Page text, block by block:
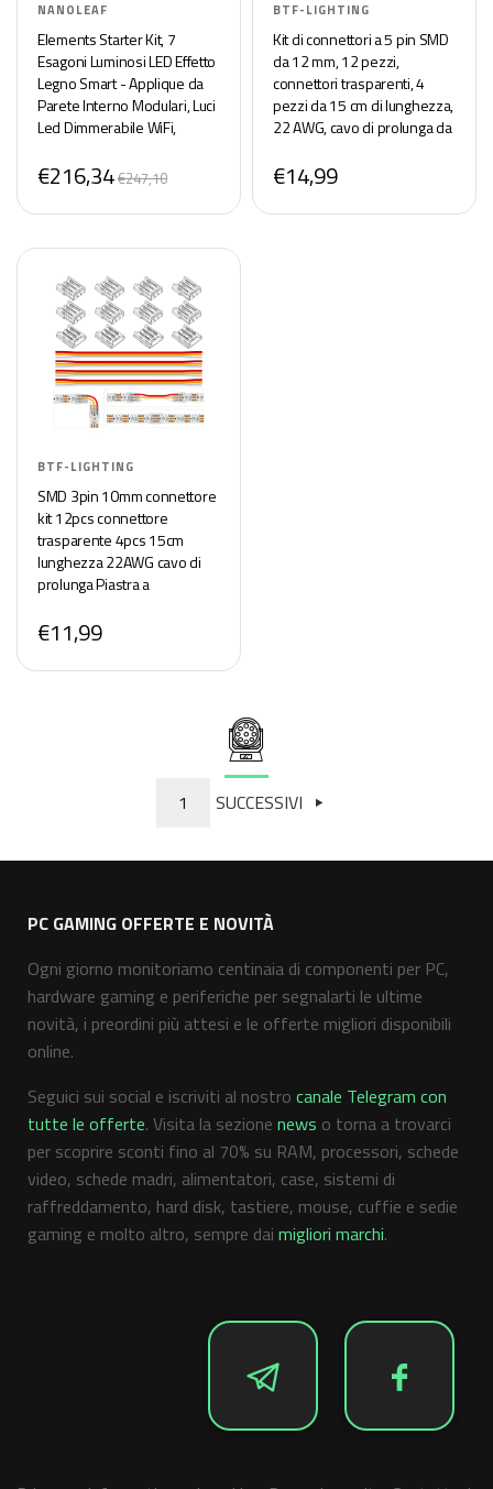
NANOLEAF
Elements Starter Kit, 7
Esagoni Luminosi LED Effetto
Legno Smart - Applique da
Parete Interno Modulari, Luci
Led Dimmerabile WiFi,
Sincronia Musicale,
Decorazioni Casa
€216,34€247,10
BTF-LIGHTING
Kit di connettori a 5 pin SMD
da 12 mm, 12 pezzi,
connettori trasparenti, 4
pezzi da 15 cm di lunghezza,
22 AWG, cavo di prolunga da
senza spazi e connessione
€14,99
BTF-LIGHTING
SMD 3pin 10mm connettore
kit 12pcs connettore
trasparente 4pcs 15cm
lunghezza 22AWG cavo di
prolunga Piastra a
senza slot e 3pin LED di
collegamento angolare
€11,99
1 SUCCESSIVI
PC GAMING OFFERTE E NOVITÀ
Ogni giorno monitoriamo centinaia di componenti per PC,
hardware gaming e periferiche per segnalarti le ultime
novità, i preordini più attesi e le offerte migliori disponibili
online.
Seguici sui social e iscriviti al nostro canale Telegram con
tutte le offerte. Visita la sezione news o torna a trovarci
per scoprire sconti fino al 70% su RAM, processori, schede
video, schede madri, alimentatori, case, sistemi di
raffreddamento, hard disk, tastiere, mouse, cuffie e sedie
gaming e molto altro, sempre dai migliori marchi.